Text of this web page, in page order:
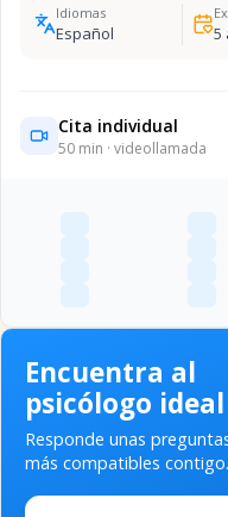
Idiomas
Español 5
Cita individual
50 min · videollamada
Encuentra al
psicólogo
Responde unas
más compatibles contigo.